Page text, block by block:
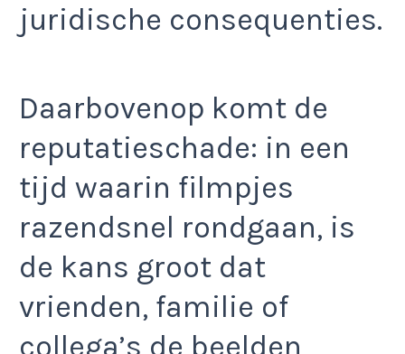
juridische consequenties.
Daarbovenop komt de
reputatieschade: in een
tijd waarin filmpjes
razendsnel rondgaan, is
de kans groot dat
vrienden, familie of